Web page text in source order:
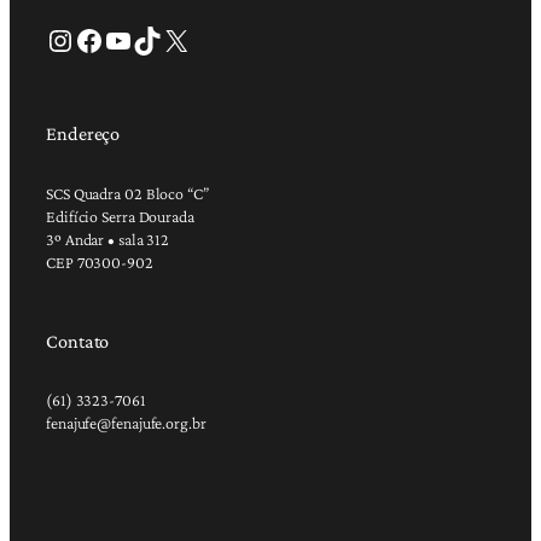
Instagram Facebook Youtube TikTok X
Endereço
SCS Quadra 02 Bloco “C”
Edifício Serra Dourada
3º Andar • sala 312
CEP 70300-902
Contato
(61) 3323-7061
fenajufe@fenajufe.org.br